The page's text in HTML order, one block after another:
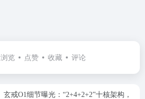
浏览 点赞 收藏 评论
玄戒O1细节曝光：“2+4+2+2”十核架构，